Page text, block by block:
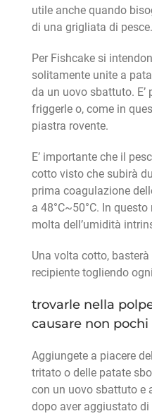
utile anche quando
di una grigliata di pesce.
Per Fishcake si
solitamente unite a
da un uovo sbattuto. E’
friggerle o, come in
piastra rovente.
E’ importante che il
cotto visto che subirà
prima coagulazione
a 48°C~50°C. In
molta dell’umidità
Una volta cotto,
recipiente togliendo
trovarle nella
causare non
Aggiungete a piacere
tritato o delle patate
con un uovo sbattuto e
dopo aver aggiustato di